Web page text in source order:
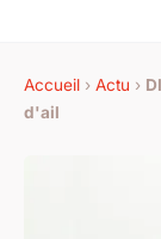
Accueil › Actu ›
d'ail